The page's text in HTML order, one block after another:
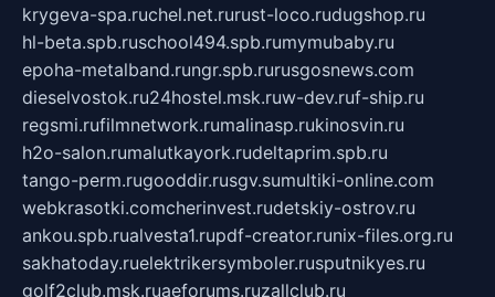
krygeva-spa.ruchel.net.rurust-loco.rudugshop.ru
hl-beta.spb.ruschool494.spb.rumymubaby.ru
epoha-metalband.rungr.spb.rurusgosnews.com
dieselvostok.ru24hostel.msk.ruw-dev.ruf-ship.ru
regsmi.rufilmnetwork.rumalinasp.rukinosvin.ru
h2o-salon.rumalutkayork.rudeltaprim.spb.ru
tango-perm.rugooddir.rusgv.sumultiki-online.com
webkrasotki.comcherinvest.rudetskiy-ostrov.ru
ankou.spb.rualvesta1.rupdf-creator.runix-files.org.ru
sakhatoday.ruelektrikersymboler.rusputnikyes.ru
golf2club.msk.ruaeforums.ruzallclub.ru